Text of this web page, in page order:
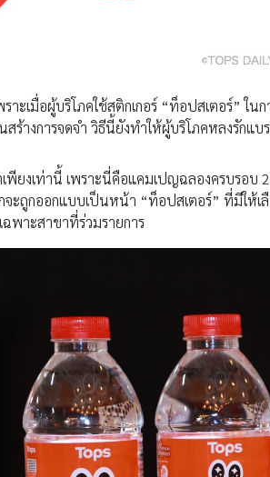
าะเมื่อผู้บริโภคใช้สติกเกอร์ “ท็อปสเตอร์”
ร้างการจดจำ วิธีนี้ยังทำให้ผู้บริโภคหลงรักแ
พียงเท่านี้ เพราะนี่คือแคมเปญฉลองครบรอ
ะถูกออกแบบเป็นหน้า “ท็อปสเตอร์” ที่มีให้
พาะสาขาที่ร่วมรายการ